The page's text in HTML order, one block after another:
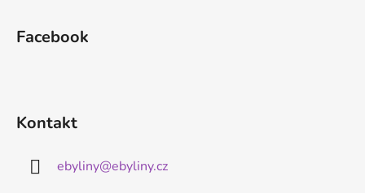
Facebook
Kontakt
ebyliny@ebyliny.cz